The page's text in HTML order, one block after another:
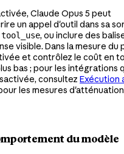
Claude Opus 5 peut
un appel d'outil dans sa
tool_use, ou inclure des
visible. Dans la mesure du
et contrôlez le coût en
bas ; pour les intégrations
consultez Exécution
les mesures
du modèle